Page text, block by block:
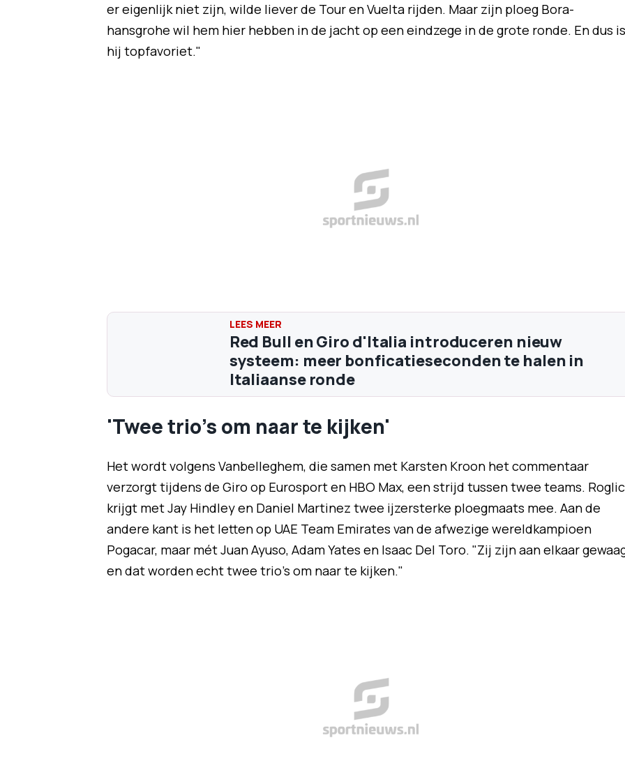
er eigenlijk niet zijn, wilde liever de Tour en Vuelta rijden. Maar zijn ploeg Bora-
hansgrohe wil hem hier hebben in de jacht op een eindzege in de grote ronde. En dus is
hij topfavoriet."
Red Bull en Giro d'Italia introduceren nieuw
systeem: meer bonficatieseconden te halen in
Italiaanse ronde
'Twee trio's om naar te kijken'
Het wordt volgens Vanbelleghem, die samen met Karsten Kroon het commentaar
verzorgt tijdens de Giro op Eurosport en HBO Max, een strijd tussen twee teams. Roglic
krijgt met Jay Hindley en Daniel Martinez twee ijzersterke ploegmaats mee. Aan de
andere kant is het letten op UAE Team Emirates van de afwezige wereldkampioen
Pogacar, maar mét Juan Ayuso, Adam Yates en Isaac Del Toro. "Zij zijn aan elkaar
en dat worden echt twee trio's om naar te kijken."